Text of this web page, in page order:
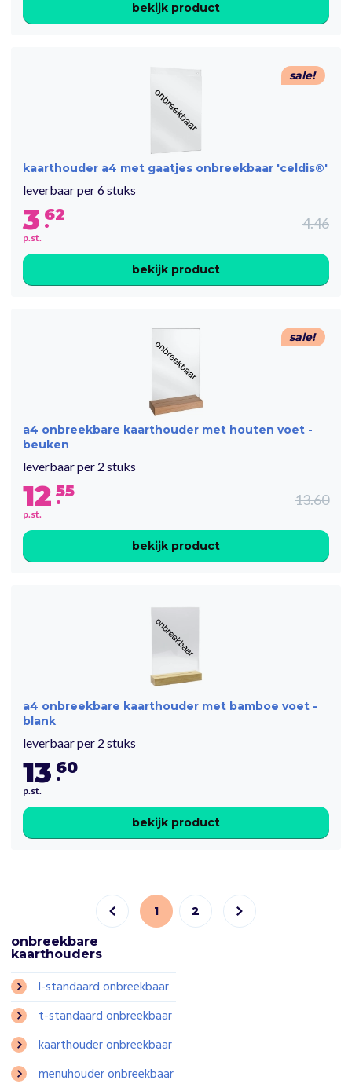
onbreekbare
kaarthouders
l-standaard onbreekbaar
t-standaard onbreekbaar
kaarthouder onbreekbaar
menuhouder onbreekbaar
bekijk product
kaarthouder a4 met gaatjes onbreekbaar 'celdis®'
leverbaar per 6 stuks
sale!
3 .
62
p.st.
4.46
bekijk product
a4 onbreekbare kaarthouder met houten voet -
beuken
leverbaar per 2 stuks
sale!
12 .
55
p.st.
13.60
bekijk product
a4 onbreekbare kaarthouder met bamboe voet -
blank
leverbaar per 2 stuks
13 .
60
p.st.
bekijk product
1 2